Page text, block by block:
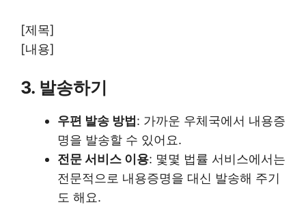
[제목]
[내용]
3. 발송하기
우편 발송 방법 : 가까운 우체국에서 내용증
명을 발송할 수 있어요.
전문 서비스 이용: 몇몇 법률 서비스에서는
전문적으로 내용증명을 대신 발송해 주기
도 해요.